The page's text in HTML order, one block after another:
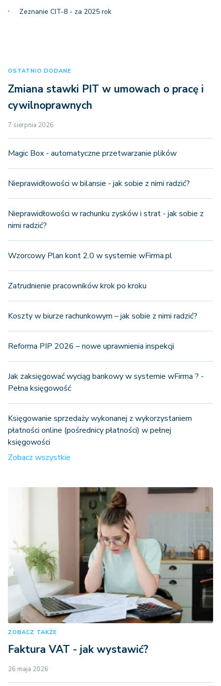
Zeznanie CIT-8 - za 2025 rok
OSTATNIO DODANE
Zmiana stawki PIT w umowach o pracę i
cywilnoprawnych
7 sierpnia 2026
Magic Box - automatyczne przetwarzanie plików
Nieprawidłowości w bilansie - jak sobie z nimi radzić?
Nieprawidłowości w rachunku zysków i strat - jak sobie z
nimi radzić?
Wzorcowy Plan kont 2.0 w systemie wFirma.pl
Zatrudnienie pracowników krok po kroku
Koszty w biurze rachunkowym – jak sobie z nimi radzić?
Reforma PIP 2026 – nowe uprawnienia inspekcji
Jak zaksięgować wyciąg bankowy w systemie wFirma ? -
Pełna księgowość
Księgowanie sprzedaży wykonanej z wykorzystaniem
płatności online (pośrednicy płatności) w pełnej
księgowości
Zobacz wszystkie
ZOBACZ TAKŻE
Faktura VAT - jak wystawić?
26 maja 2026